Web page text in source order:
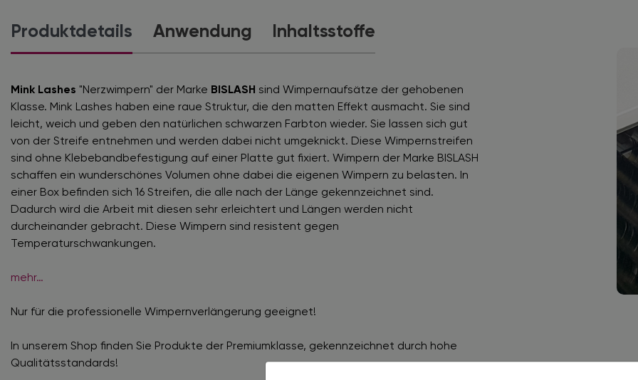
Produktdetails Anwendung Inhaltsstoffe
Mink Lashes "Nerzwimpern" der Marke BISLASH sind Wimpernaufsätze der gehobenen
Klasse. Mink Lashes haben eine raue Struktur, die den matten Effekt ausmacht. Sie sind
leicht, weich und geben den natürlichen schwarzen Farbton wieder. Sie lassen sich gut
von der Streife entnehmen und werden dabei nicht umgeknickt. Diese Wimpernstreifen
sind ohne Klebebandbefestigung auf einer Platte gut fixiert. Wimpern der Marke BISLASH
schaffen ein wunderschönes Volumen ohne dabei die eigenen Wimpern zu belasten. In
einer Box befinden sich 16 Streifen, die alle nach der Länge gekennzeichnet sind.
Dadurch wird die Arbeit mit diesen sehr erleichtert und Längen werden nicht
durcheinander gebracht. Diese Wimpern sind resistent gegen
Temperaturschwankungen.
mehr…
Nur für die professionelle Wimpernverlängerung geeignet!
In unserem Shop finden Sie Produkte der Premiumklasse, gekennzeichnet durch hohe
Qualitätsstandards!